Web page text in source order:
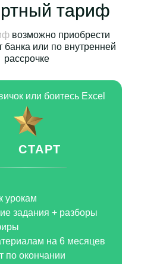
возможно приобрести
банка или по внутренней
рассрочке
СТАРТ
тариф
урокам
задания + разборы
на 6 месяцев
по окончании
или боитесь Excel